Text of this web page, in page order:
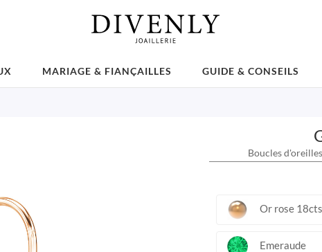
MARIAGE & FIANÇAILLES GUIDE & CONSEILS
Boucles
Or rose 18cts
Emeraude